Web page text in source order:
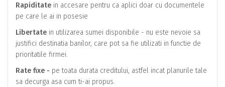
Rapiditate in accesare pentru ca aplici doar cu documentele
pe care le ai in posesie
Libertate in utilizarea sumei disponibile - nu este nevoie sa
justifici destinatia banilor, care pot sa fie utilizati in functie de
prioritatile firmei.
Rate fixe - pe toata durata creditului, astfel incat planurile tale
sa decurga asa cum ti-ai propus.